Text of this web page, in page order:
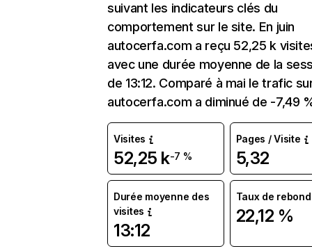
suivant les indicateurs clés du
comportement sur le site. En juin
autocerfa.com a reçu 52,25 k
avec une durée moyenne de la
de 13:12. Comparé à mai le trafic
autocerfa.com a diminué de -7,49
Visites
52,25 k-7 %
Pages / Visite
5,32
Durée moyenne des
visites
13:12
Taux de rebond
22,12 %